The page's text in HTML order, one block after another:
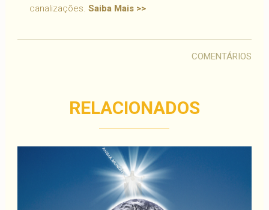
canalizações. Saiba Mais >>
COMENTÁRIOS
RELACIONADOS